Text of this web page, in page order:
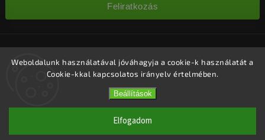
Weboldalunk használatával jóváhagyja a cookie-k használatát a
Cookie-kkal kapcsolatos irányelv értelmében.
Beállítások
Elfogadom
Feliratkozás
fenntartva.
Süti beállítások szerkesztése
Shoptet| DesignShoptak.cz.